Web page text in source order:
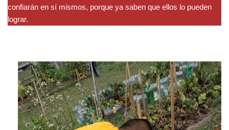
confiarán en sí mismos, porque ya saben que ellos lo pueden
lograr.